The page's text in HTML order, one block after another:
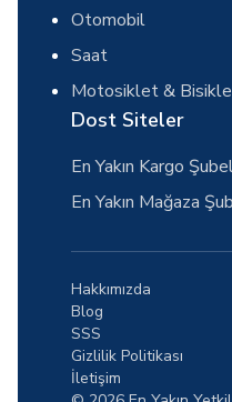
Otomobil
Saat
Motosiklet &
Dost Siteler
En Yakın Kargo
En Yakın Mağaza
Hakkımızda
Blog
SSS
Gizlilik Politikası
İletişim